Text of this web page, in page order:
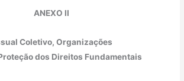
ANEXO II
Coletivo, Organizações
dos Direitos Fundamentais